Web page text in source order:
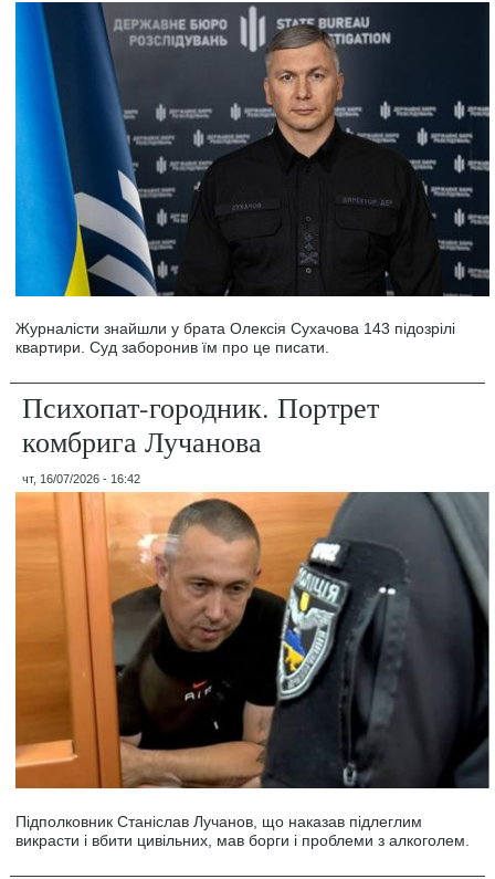
Журналісти знайшли у брата Олексія Сухачова 143 підозрілі
квартири. Суд заборонив їм про це писати.
Психопат-городник. Портрет
комбрига Лучанова
чт, 16/07/2026 - 16:42
Підполковник Станіслав Лучанов, що наказав підлеглим
викрасти і вбити цивільних, мав борги і проблеми з алкоголем.